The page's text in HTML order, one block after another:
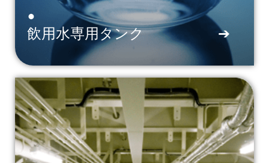
•
飲用水専用タンク
➔